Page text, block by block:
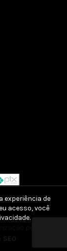
experiência de
acesso, você